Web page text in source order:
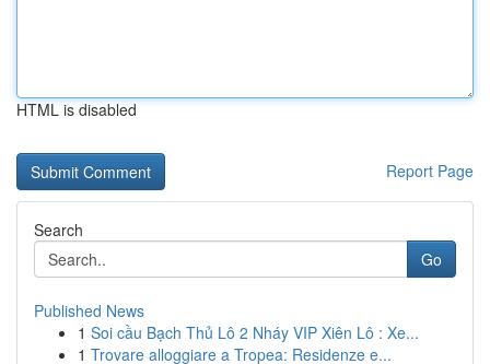
HTML is disabled
Report Page
Search
Go
Published News
1 Soi cầu Bạch Thủ Lô 2 Nháy VIP Xiên Lô : Xe...
1 Trovare alloggiare a Tropea: Residenze e...